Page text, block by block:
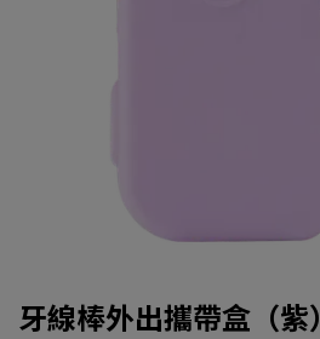
牙線棒外出攜帶盒（紫）